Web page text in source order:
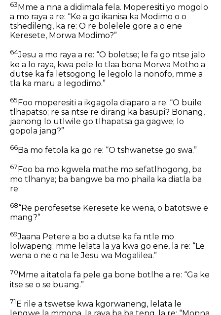
63 Mme a nna a didimala fela. Moperesiti yo mogolo
a mo raya a re: “Ke a go ikanisa ka Modimo o o
tshedileng, ka re: O re bolelele gore a o ene
Keresete, Morwa Modimo?”
64Jesu a mo raya a re: “O boletse; le fa go ntse jalo
ke a lo raya, kwa pele lo tlaa bona Morwa Motho a
dutse ka fa letsogong le legolo la nonofo, mme a
tla ka maru a legodimo.”
65Foo moperesiti a ikgagola diaparo a re: “O buile
tlhapatso; re sa ntse re dirang ka basupi? Bonang,
jaanong lo utlwile go tlhapatsa ga gagwe; lo
gopola jang?”
66Ba mo fetola ka go re: “O tshwanetse go swa.”
67 Foo ba mo kgwela mathe mo sefatlhogong, ba
mo tlhanya; ba bangwe ba mo phaila ka diatla ba
re:
68“Re perofesetse Keresete ke wena, o batotswe e
mang?”
69Jaana Petere a bo a dutse ka fa ntle mo
lolwapeng; mme lelata la ya kwa go ene, la re: “Le
wena o ne o na le Jesu wa Mogalilea.”
70 Mme a itatola fa pele ga bone botlhe a re: “Ga ke
itse se o se buang.”
71E rile a tswetse kwa kgorwaneng, lelata le